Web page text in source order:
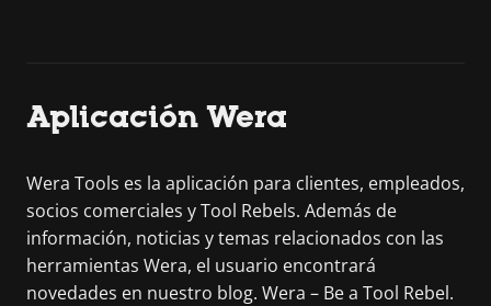
Aplicación Wera
Wera Tools es la aplicación para clientes, empleados,
socios comerciales y Tool Rebels. Además de
información, noticias y temas relacionados con las
herramientas Wera, el usuario encontrará
novedades en nuestro blog. Wera – Be a Tool Rebel.